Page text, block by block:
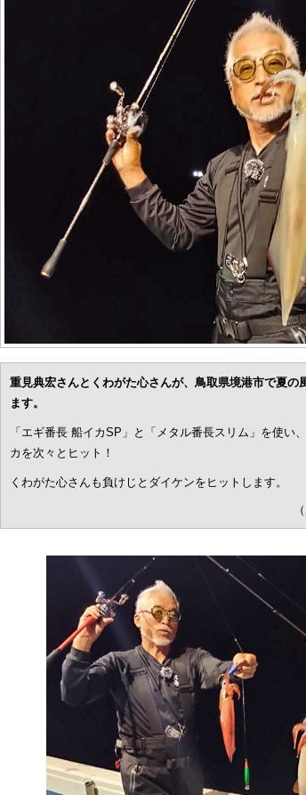
重見典宏さんとくわがた心さんが、鳥取県境港市で夏の
ます。
「エギ番長 船イカSP」と「メタル番長スリム」を使い
カを次々とヒット！
くわがた心さんも負けじとダイケンをヒットします。